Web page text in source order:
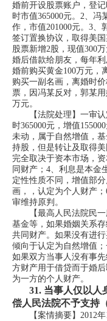
婚前开设股票账户，登
时市值365000元。2、
作，市值201000元。3、
签订置换协议，取得美
股票新增2股，现值300
婚后借款给朋友，每年
婚前购买黄金100万元，
购买一副名画，离婚时
票，因冯某反对，郭某
万元。
【法院处理】一审认
时365000元，增值
未动，属于自然增值，
持股，但是转让及取得
完全取决于资本市场，
同财产；4、利息是本金
定性性质不同，增值部
画，，认定为个人财产
审维持原判。
【最高人民法院民一
基金等，如果婚姻关系
共同财产。如果没有进
倾向于认定为自然增值
如果双方当事人没有事
方财产用于借贷而于婚
为一方的个人财产。
31. 当事人仅以人
偿人民法院不予支持
【案情摘要】2012年